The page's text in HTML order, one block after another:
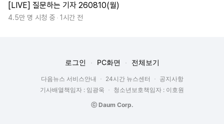
[LIVE] 질문하는 기자 260810(월)
4.5만 명 시청 중 1시간 전
로그인 PC화면 전체보기
다음뉴스 서비스안내 24시간 뉴스센터
공지사항
기사배열책임자 : 임광욱
청소년보호책임자 : 이호원
ⓒ Daum Corp.